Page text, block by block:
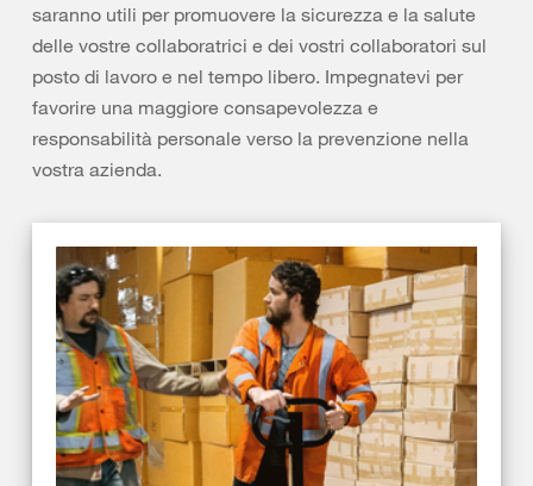
saranno utili per promuovere la sicurezza e la salute
delle vostre collaboratrici e dei vostri collaboratori sul
posto di lavoro e nel tempo libero. Impegnatevi per
favorire una maggiore consapevolezza e
responsabilità personale verso la prevenzione nella
vostra azienda.